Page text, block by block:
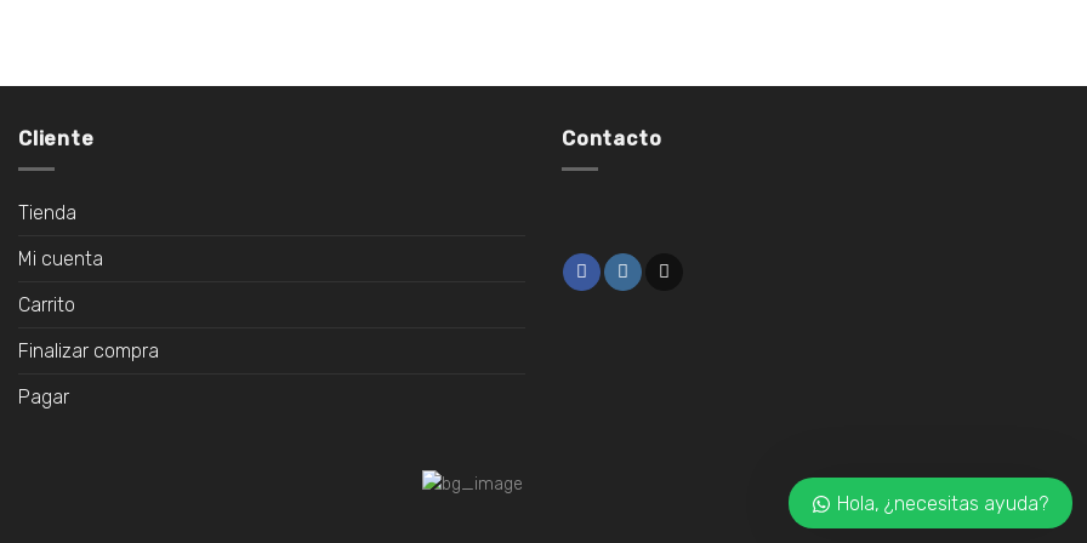
Cliente
Tienda
Mi cuenta
Carrito
Finalizar compra
Pagar
Contacto
Hola, ¿necesitas ayuda?